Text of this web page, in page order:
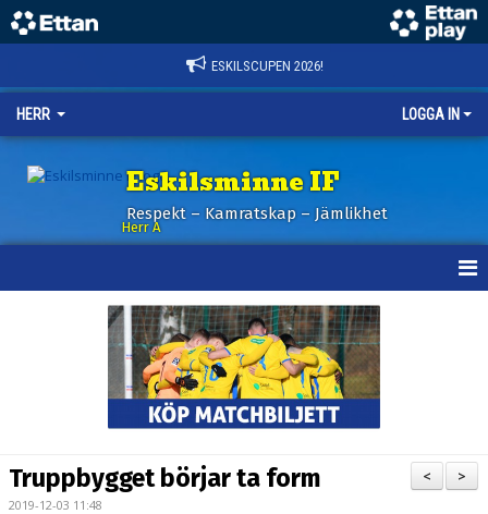
ESKILSCUPEN 2026!
HERR LOGGA IN
Eskilsminne IF
Respekt – Kamratskap – Jämlikhet
Herr A
BILDGALLERI
>
<
Truppbygget börjar ta form
2019-12-03 11:48